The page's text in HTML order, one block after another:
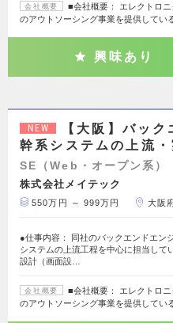
会社概要
■会社概要： エレクトロ
のアウトソーシング事業を提供してい
興味あり
NEW
【大阪】バッ
幹系システムの上流・
SE（Web・オープン系）
株式会社メイテック
550万円 ～ 999万円 大阪
●仕事内容： 同社のバックエンドエン
システムの上流工程を中心に担当して
設計（画面設…
会社概要
■会社概要： エレクトロ
のアウトソーシング事業を提供してい